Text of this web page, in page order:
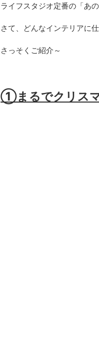
ライフスタジオ定番の「あ
さて、どんなインテリアに
さっそくご紹介～
①まるでクリス